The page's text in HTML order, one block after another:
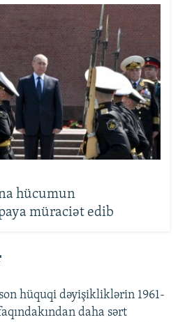
hücumun
müraciət edib
hüquqi dəyişikliklərin 1961-
daha sərt